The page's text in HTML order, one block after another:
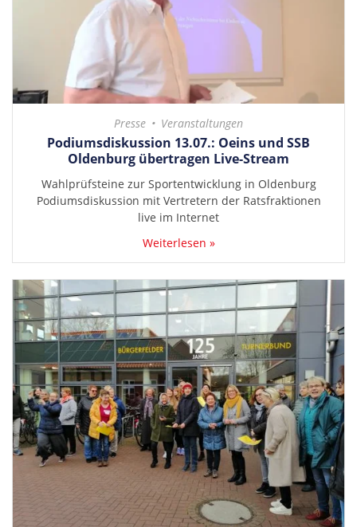
Presse Veranstaltungen
Podiumsdiskussion 13.07.: Oeins und SSB
Oldenburg übertragen Live-Stream
Wahlprüfsteine zur Sportentwicklung in Oldenburg
Podiumsdiskussion mit Vertretern der Ratsfraktionen
live im Internet
Weiterlesen »